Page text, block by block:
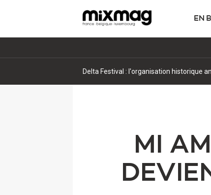
EN
Delta Festival : l'organisation historique
MI